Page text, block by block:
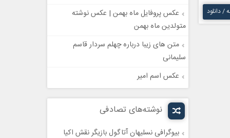
/ دانلود
عکس پروفایل ماه بهمن | عکس نوشته
متولدین ماه بهمن
متن های زیبا درباره چهلم سردار قاسم
سلیمانی
عکس اسم امیر
نوشته‌های تصادفی
بیوگرافی نسلیهان آتاگول بازیگر نقش اکیا